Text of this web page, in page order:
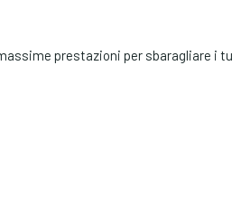
prestazioni per sbaragliare